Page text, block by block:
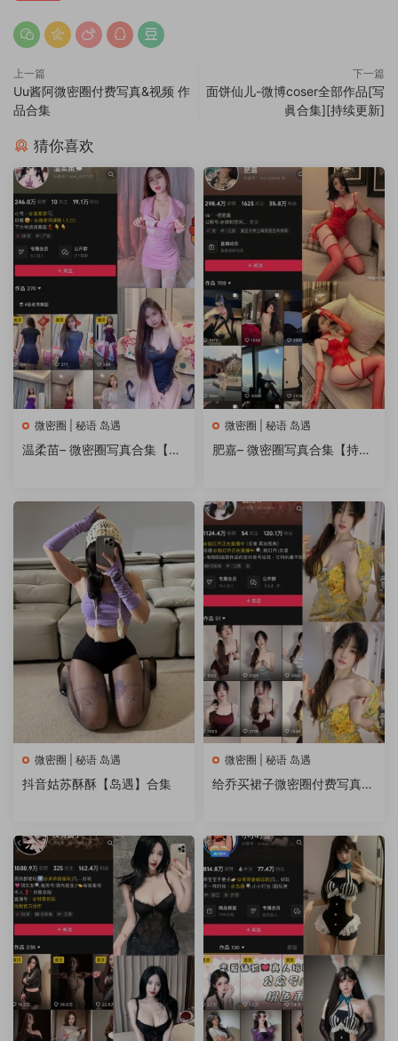
上一篇
Uu酱阿微密圈付费写真&视频 作
品合集
下一篇
面饼仙儿-微博coser全部作品[写
眞合集][持续更新]
猜你喜欢
微密圈 | 秘语 岛遇
温柔苗– 微密圈写真合集【持
微密圈 | 秘语 岛遇
肥嘉– 微密圈写真合集【持续
微密圈 | 秘语 岛遇
抖音姑苏酥酥【岛遇】合集
微密圈 | 秘语 岛遇
给乔买裙子微密圈付费写真&